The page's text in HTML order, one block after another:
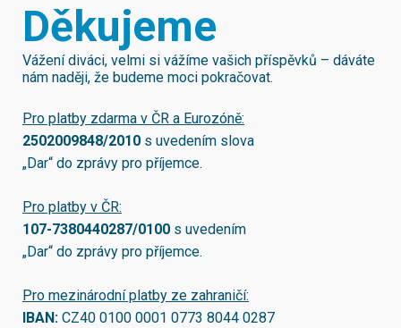
Děkujeme
Vážení diváci, velmi si vážíme vašich příspěvků – dáváte
nám naději, že budeme moci pokračovat.
Pro platby zdarma v ČR a Eurozóně:
2502009848/2010 s uvedením slova
„Dar“ do zprávy pro příjemce.
Pro platby v ČR:
107-7380440287/0100 s uvedením
„Dar“ do zprávy pro příjemce.
Pro mezinárodní platby ze zahraničí:
IBAN: CZ40 0100 0001 0773 8044 0287